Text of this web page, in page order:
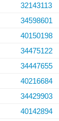
32143113
34598601
40150198
34475122
34447655
40216684
34429903
40142894